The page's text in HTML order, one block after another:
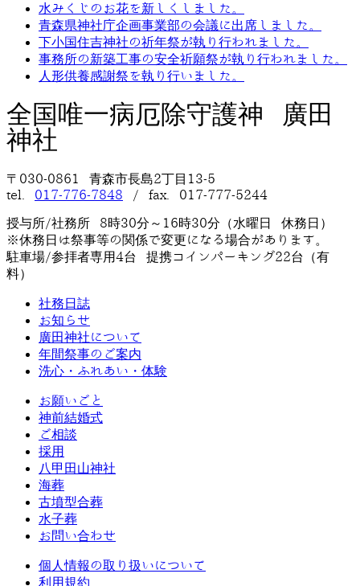
水みくじのお花を新しくしました。
青森県神社庁企画事業部の会議に出席しました。
下小国住吉神社の祈年祭が執り行われました。
事務所の新築工事の安全祈願祭が執り行われました。
人形供養感謝祭を執り行いました。
全国唯一病厄除守護神 廣田
神社
〒030-0861 青森市長島2丁目13-5
tel. 017-776-7848 / fax. 017-777-5244
授与所/社務所 8時30分～16時30分（水曜日 休務日）
※休務日は祭事等の関係で変更になる場合があります。
駐車場/参拝者専用4台 提携コインパーキング22台（有
料）
社務日誌
お知らせ
廣田神社について
年間祭事のご案内
洗心・ふれあい・体験
お願いごと
神前結婚式
ご相談
採用
八甲田山神社
海葬
古墳型合葬
水子葬
お問い合わせ
個人情報の取り扱いについて
利用規約